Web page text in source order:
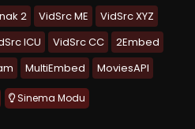
2 VidSrc ME
VidSrc XYZ
ICU VidSrc CC
2Embed
MultiEmbed MoviesAPI
Sinema Modu